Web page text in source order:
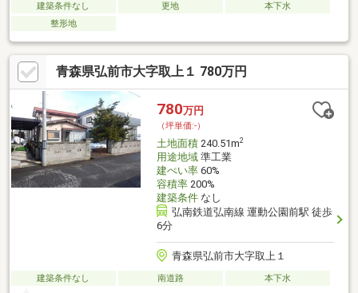
建築条件なし 更地
本下水
整形地
青森県弘前市大字取上１ 780万円
780万円
（坪単価:-）
土地面積240.51m2
用途地域準工業
建ぺい率60%
容積率200%
建築条件なし
弘南鉄道弘南線 運動公園前駅 徒歩
6分
青森県弘前市大字取上１
建築条件なし 南道路 本下水